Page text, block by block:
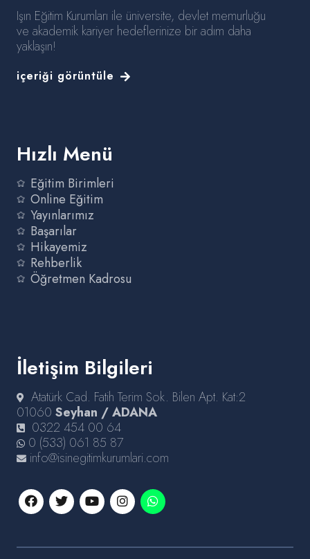
Işın Eğitim Kurumları ile üniversite, devlet memurluğu
ve akademik kariyer hedeflerinize bir adım daha
yaklaşın!
içeriği görüntüle
Hızlı Menü
Eğitim Birimleri
Online Eğitim
Yayınlarımız
Başarılar
Hikayemiz
Rehberlik
Öğretmen Kadrosu
İletişim Bilgileri
Atatürk Cad. Fatih Terim Sok. Bilen Apt. Kat:2
01060 Seyhan / ADANA
0322 454 00 64
0 (533) 061 85 87
info@isinegitimkurumlari.com